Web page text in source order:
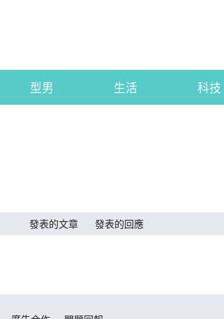
型男 生活 科技
發表的文章 發表的回應